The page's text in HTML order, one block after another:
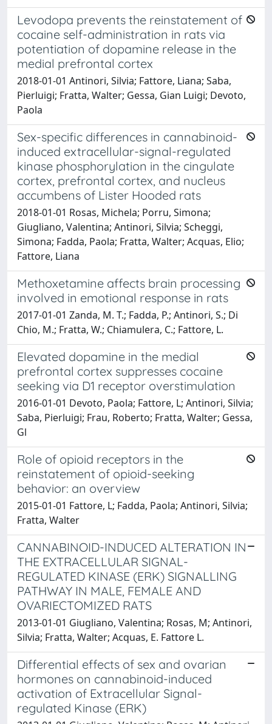
Levodopa prevents the reinstatement of
cocaine self-administration in rats via
potentiation of dopamine release in the
medial prefrontal cortex
2018-01-01 Antinori, Silvia; Fattore, Liana; Saba,
Pierluigi; Fratta, Walter; Gessa, Gian Luigi; Devoto,
Paola
Sex-specific differences in cannabinoid-
induced extracellular-signal-regulated
kinase phosphorylation in the cingulate
cortex, prefrontal cortex, and nucleus
accumbens of Lister Hooded rats
2018-01-01 Rosas, Michela; Porru, Simona;
Giugliano, Valentina; Antinori, Silvia; Scheggi,
Simona; Fadda, Paola; Fratta, Walter; Acquas, Elio;
Fattore, Liana
Methoxetamine affects brain processing
involved in emotional response in rats
2017-01-01 Zanda, M. T.; Fadda, P.; Antinori, S.; Di
Chio, M.; Fratta, W.; Chiamulera, C.; Fattore, L.
Elevated dopamine in the medial
prefrontal cortex suppresses cocaine
seeking via D1 receptor overstimulation
2016-01-01 Devoto, Paola; Fattore, L; Antinori, Silvia;
Saba, Pierluigi; Frau, Roberto; Fratta, Walter; Gessa,
Gl
Role of opioid receptors in the
reinstatement of opioid-seeking
behavior: an overview
2015-01-01 Fattore, L; Fadda, Paola; Antinori, Silvia;
Fratta, Walter
CANNABINOID-INDUCED ALTERATION IN
THE EXTRACELLULAR SIGNAL-
REGULATED KINASE (ERK) SIGNALLING
PATHWAY IN MALE, FEMALE AND
OVARIECTOMIZED RATS
2013-01-01 Giugliano, Valentina; Rosas, M; Antinori,
Silvia; Fratta, Walter; Acquas, E. Fattore L.
Differential effects of sex and ovarian
hormones on cannabinoid-induced
activation of Extracellular Signal-
regulated Kinase (ERK)